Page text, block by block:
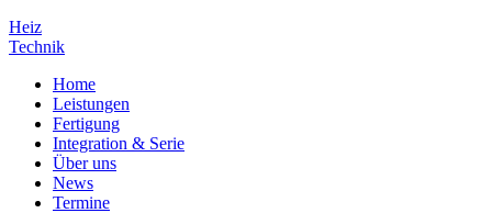
Heiz
Technik
Home
Leistungen
Fertigung
Integration & Serie
Über uns
News
Termine